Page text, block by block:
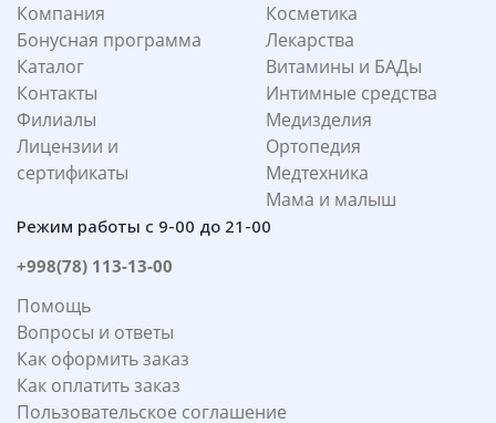
Компания
Бонусная программа
Каталог
Контакты
Филиалы
Лицензии и
сертификаты
Косметика
Лекарства
Витамины и БАДы
Интимные средства
Медизделия
Ортопедия
Медтехника
Мама и малыш
Режим работы с 9-00 до 21-00
+998(78) 113-13-00
Помощь
Вопросы и ответы
Как оформить заказ
Как оплатить заказ
Пользовательское соглашение